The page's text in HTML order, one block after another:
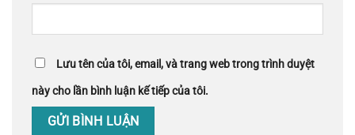
Lưu tên của tôi, email, và trang web trong trình duyệt
này cho lần bình luận kế tiếp của tôi.